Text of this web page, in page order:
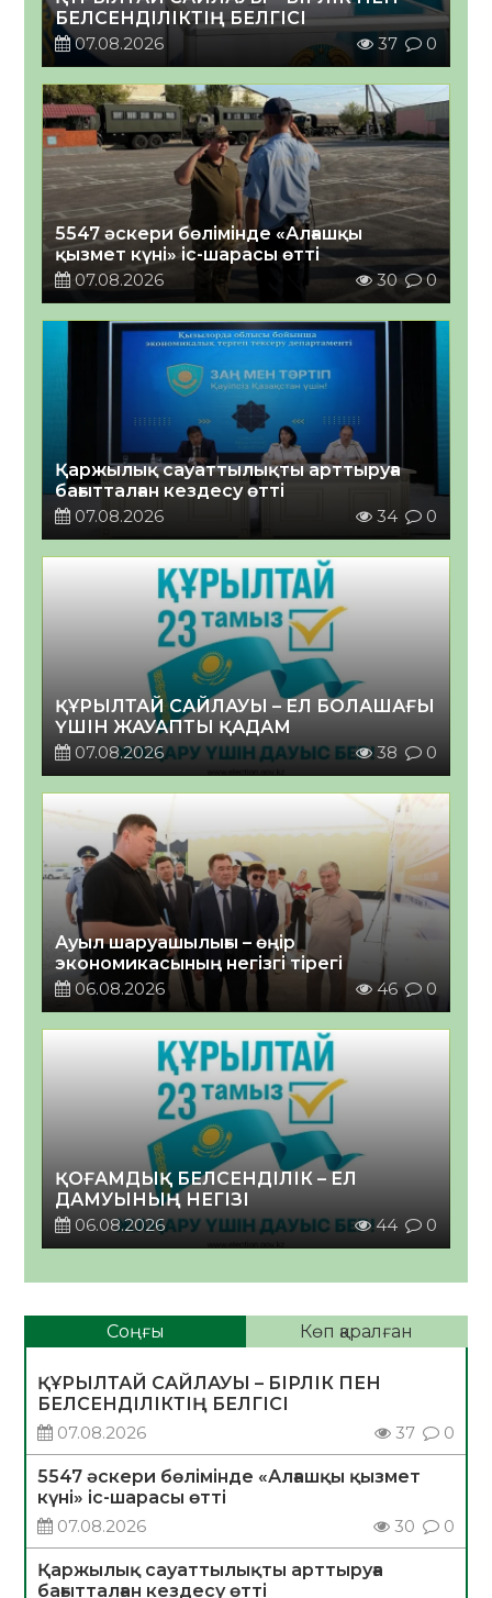
БЕЛСЕНДІЛІКТІҢ БЕЛГІСІ
07.08.2026
37 0
5547 әскери бөлімінде «Алғашқы
қызмет күні» іс-шарасы өтті
07.08.2026
30 0
Қаржылық сауаттылықты арттыруға
бағытталған кездесу өтті
07.08.2026
34 0
ҚҰРЫЛТАЙ САЙЛАУЫ – ЕЛ БОЛАШАҒЫ
ҮШІН ЖАУАПТЫ ҚАДАМ
07.08.2026
38 0
Ауыл шаруашылығы – өңір
экономикасының негізгі тірегі
06.08.2026
46 0
ҚОҒАМДЫҚ БЕЛСЕНДІЛІК – ЕЛ
ДАМУЫНЫҢ НЕГІЗІ
06.08.2026
44 0
Соңғы Көп қаралған
ҚҰРЫЛТАЙ САЙЛАУЫ – БІРЛІК ПЕН
БЕЛСЕНДІЛІКТІҢ БЕЛГІСІ
07.08.2026
37 0
5547 әскери бөлімінде «Алғашқы қызмет
күні» іс-шарасы өтті
07.08.2026
30 0
Қаржылық сауаттылықты арттыруға
бағытталған кездесу өтті